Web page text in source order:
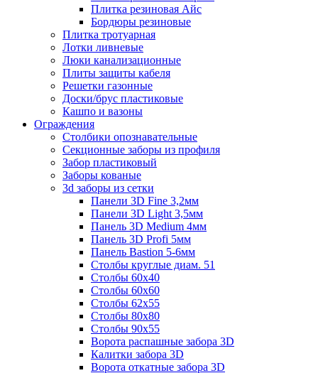
Плитка резиновая Айс
Бордюры резиновые
Плитка тротуарная
Лотки ливневые
Люки канализационные
Плиты защиты кабеля
Решетки газонные
Доски/брус пластиковые
Кашпо и вазоны
Ограждения
Столбики опознавательные
Секционные заборы из профиля
Забор пластиковый
Заборы кованые
3d заборы из сетки
Панели 3D Fine 3,2мм
Панели 3D Light 3,5мм
Панель 3D Medium 4мм
Панель 3D Profi 5мм
Панель Bastion 5-6мм
Столбы круглые диам. 51
Столбы 60х40
Столбы 60х60
Столбы 62х55
Столбы 80х80
Столбы 90х55
Ворота распашные забора 3D
Калитки забора 3D
Ворота откатные забора 3D